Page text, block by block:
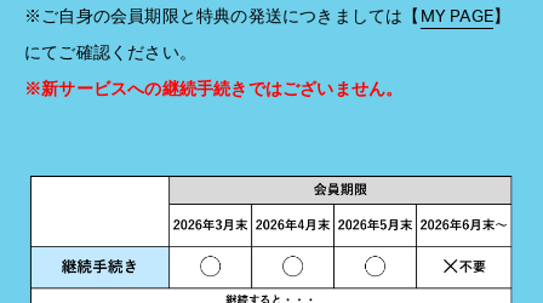
※ご自身の会員期限と特典の発送につきましては【 MY PAGE】
にてご確認ください。
※新サービスへの継続手続きではございません。